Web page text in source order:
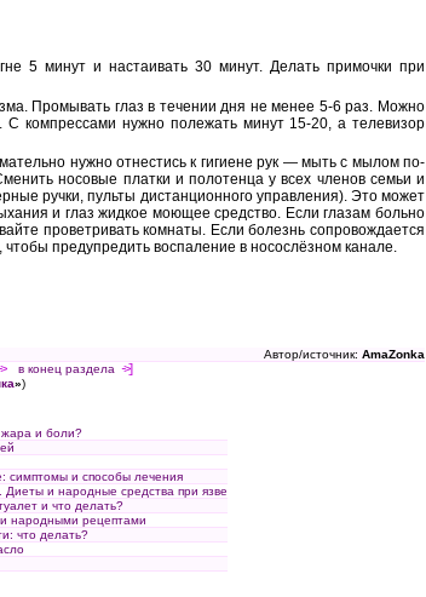
5 минут и настаивать 30 минут. Делать примочки при
Промывать глаз в течении дня не менее 5-6 раз. Можно
С компрессами нужно полежать минут 15-20, а телевизор
нужно отнестись к гигиене рук — мыть с мылом по-
носовые платки и полотенца у всех членов семьи и
ручки, пульты дистанционного управления). Это может
и глаз жидкое моющее средство. Если глазам больно
проветривать комнаты. Если болезнь сопровождается
предупредить воспаление в носослёзном канале.
Автор/источник: AmaZonka
в конец раздела ->]
»)
жара и боли?
симптомы и способы лечения
Диеты и народные средства при язве
и что делать?
народными рецептами
что делать?